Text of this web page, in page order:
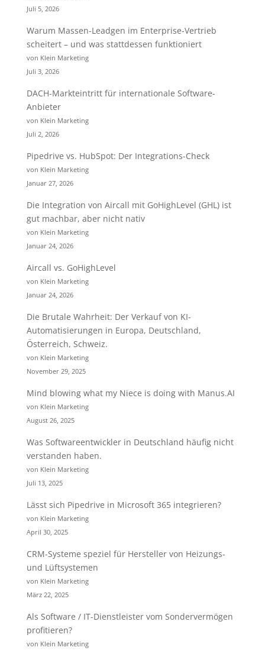
Juli 5, 2026
Warum Massen-Leadgen im Enterprise-Vertrieb
scheitert – und was stattdessen funktioniert
von Klein Marketing
Juli 3, 2026
DACH-Markteintritt für internationale Software-
Anbieter
von Klein Marketing
Juli 2, 2026
Pipedrive vs. HubSpot: Der Integrations-Check
von Klein Marketing
Januar 27, 2026
Die Integration von Aircall mit GoHighLevel (GHL) ist
gut machbar, aber nicht nativ
von Klein Marketing
Januar 24, 2026
Aircall vs. GoHighLevel
von Klein Marketing
Januar 24, 2026
Die Brutale Wahrheit: Der Verkauf von KI-
Automatisierungen in Europa, Deutschland,
Österreich, Schweiz.
von Klein Marketing
November 29, 2025
Mind blowing what my Niece is doing with Manus.AI
von Klein Marketing
August 26, 2025
Was Softwareentwickler in Deutschland häufig nicht
verstanden haben.
von Klein Marketing
Juli 13, 2025
Lässt sich Pipedrive in Microsoft 365 integrieren?
von Klein Marketing
April 30, 2025
CRM-Systeme speziel für Hersteller von Heizungs-
und Lüftsystemen
von Klein Marketing
März 22, 2025
Als Software / IT-Dienstleister vom Sondervermögen
profitieren?
von Klein Marketing